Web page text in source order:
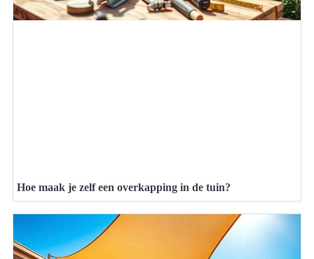
Hoe maak je zelf een overkapping in de tuin?